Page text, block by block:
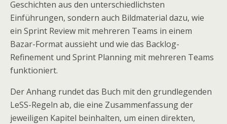
Geschichten aus den unterschiedlichsten
Einführungen, sondern auch Bildmaterial dazu, wie
ein Sprint Review mit mehreren Teams in einem
Bazar-Format aussieht und wie das Backlog-
Refinement und Sprint Planning mit mehreren Teams
funktioniert.
Der Anhang rundet das Buch mit den grundlegenden
LeSS-Regeln ab, die eine Zusammenfassung der
jeweiligen Kapitel beinhalten, um einen direkten,